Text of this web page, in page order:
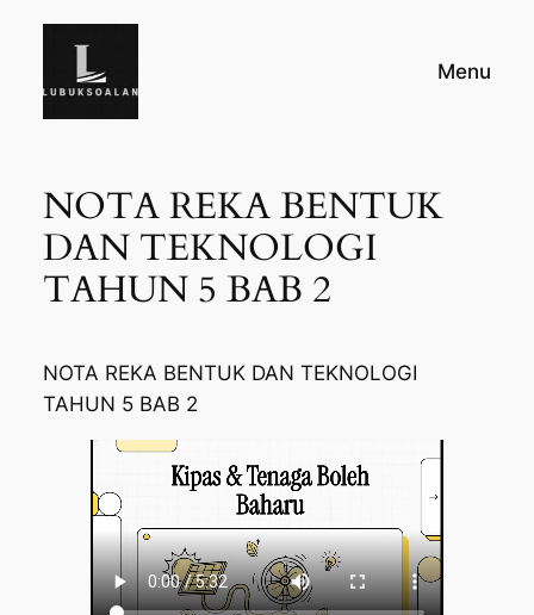
Menu
NOTA REKA BENTUK
DAN TEKNOLOGI
TAHUN 5 BAB 2
NOTA REKA BENTUK DAN TEKNOLOGI
TAHUN 5 BAB 2